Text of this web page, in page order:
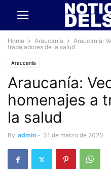
Home Araucanía
Araucanía:
trabajadores de la salud
Araucanía
Araucanía:
homenajes a
la salud
By admin - 31 de marzo de 2020